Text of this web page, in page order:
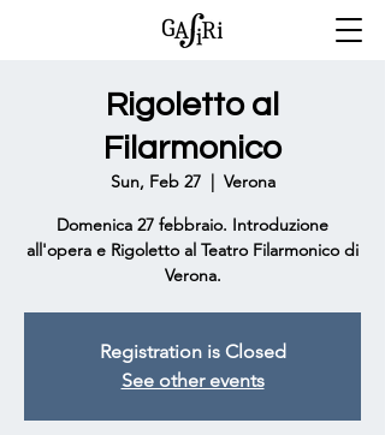
Rigoletto al
Filarmonico
Sun, Feb 27
  |
Verona
Domenica 27 febbraio. Introduzione
all'opera e Rigoletto al Teatro Filarmonico di
Verona.
Registration is Closed
See other events